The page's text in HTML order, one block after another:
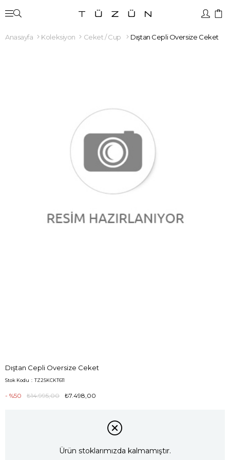
Anasayfa Koleksiyon Ceket / Cup Dıştan Cepli Oversize Ceket
Dıştan Cepli Oversize Ceket
Stok Kodu TZ25KCKT611
50 ₺14.995,00 ₺7.498,00
Ürün stoklarımızda kalmamıştır.